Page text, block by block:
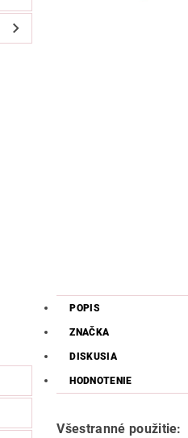
POPIS
ZNAČKA
DISKUSIA
HODNOTENIE
Všestranné použitie: